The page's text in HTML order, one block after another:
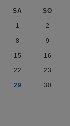
SA SO
1 2
8 9
15 16
22 23
29 30